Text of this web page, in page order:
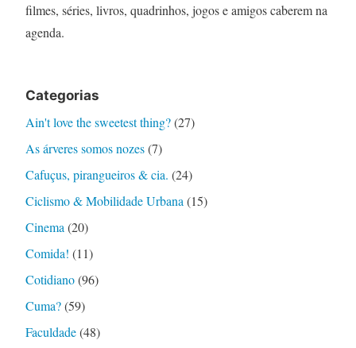
filmes, séries, livros, quadrinhos, jogos e amigos caberem na
agenda.
Categorias
Ain't love the sweetest thing?(27)
As árveres somos nozes(7)
Cafuçus, pirangueiros & cia. (24)
Ciclismo & Mobilidade Urbana (15)
Cinema (20)
Comida! (11)
Cotidiano(96)
Cuma?(59)
Faculdade(48)